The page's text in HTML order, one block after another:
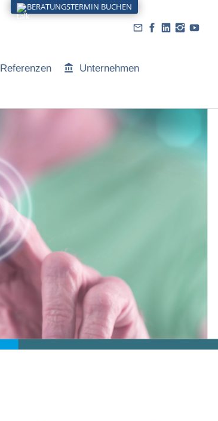
Referenzen Unternehmen
BERATUNGSTERMIN BUCHEN